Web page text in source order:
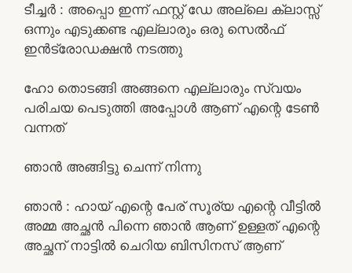
ടീച്ചർ : അപ്പൊ ഇന്ന് ഫസ്റ്റ് ഡേ അല്ലെ ക്ലാസ്സ്‌
ഒന്നും എടുക്കണ്ട എല്ലാരും ഒരു സെൽഫ്
ഇൻട്രോഡക്ഷൻ നടത്തു
ഹോ തൊടങ്ങി അങ്ങനെ എല്ലാരും സ്വയം
പരിചയ പെടുത്തി അപ്പോൾ ആണ് എന്റെ ടേൺ
വന്നത്
ഞാൻ അങ്ങിട്ടു ചെന്ന് നിന്നു
ഞാൻ : ഹായ് എന്റെ പേര് സൂര്യ എന്റെ വീട്ടിൽ
അമ്മ അച്ഛൻ പിന്നെ ഞാൻ ആണ് ഉള്ളത് എന്റെ
അച്ഛന് നാട്ടിൽ ചെറിയ ബിസിനസ്‌ ആണ്